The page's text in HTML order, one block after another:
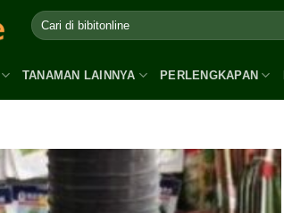
TANAMAN LAINNYA PERLENGKAPAN